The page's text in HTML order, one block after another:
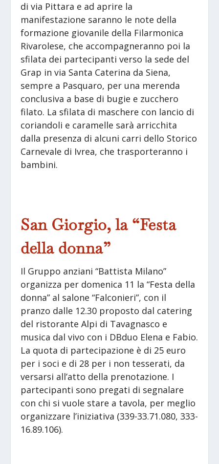
di via Pittara e ad aprire la
manifestazione saranno le note della
formazione giovanile della Filarmonica
Rivarolese, che accompagneranno poi la
sfilata dei partecipanti verso la sede del
Grap in via Santa Caterina da Siena,
sempre a Pasquaro, per una merenda
conclusiva a base di bugie e zucchero
filato. La sfilata di maschere con lancio di
coriandoli e caramelle sarà arricchita
dalla presenza di alcuni carri dello Storico
Carnevale di Ivrea, che trasporteranno i
bambini.
San Giorgio, la “Festa
della donna”
Il Gruppo anziani “Battista Milano”
organizza per domenica 11 la “Festa della
donna” al salone “Falconieri”, con il
pranzo dalle 12.30 proposto dal catering
del ristorante Alpi di Tavagnasco e
musica dal vivo con i DBduo Elena e Fabio.
La quota di partecipazione è di 25 euro
per i soci e di 28 per i non tesserati, da
versarsi all’atto della prenotazione. I
partecipanti sono pregati di segnalare
con chi si vuole stare a tavola, per meglio
organizzare l’iniziativa (339-33.71.080, 333-
16.89.106).